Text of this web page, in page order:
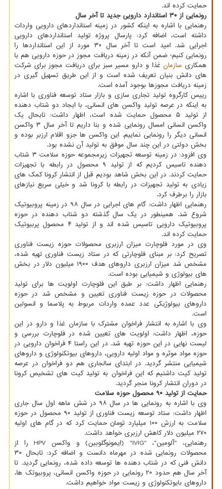
حمایت کرده اند.
رونمایی از ۳۰ استاندارد دارویی جدید تا آخر سال
رهنمایی با اشاره به اینکه کشور در زمینه استانداردهای دارویی واردات
داشته است، اضافه کرد: پارسال پروژه تولید استانداردهای دارویی
اجرایی شد. امید است تا آخر سال ۳۰ مورد از این استانداردها را
رونمایی کنیم؛ ضمن آنکه در زمینه دریافت مجوز در حوزه دارویی هم با
همکاری سازمانغذا و دارو مسیر سبز برای دریافت مجوز برای شرکت
های دانش بنیان تعریف شده است و از این طریق تسهیل گیری در
زمینه دریافت مجوزها بوجود آمده است.
رییس کارگروه تولید تجاری سازی و بازار ستاد توسعه فناوری با اشاره
به اینکه در عرصه تولید واکسن های انسانی، با ایجاد دو شتاب دهنده
از تولید ۵ محصول حمایت شده است، اظهار داشت: تابحال یک
واکسن انسانی امسال رونمایی شده و بنا داریم تا آخر سال ۳ واکسن
انسانی دیگر را رونمایی نماییم. این واکسن ها جزو اقلام ارزبر بوده و
بخش دولتی در این چند سال موفق به تولید آن نشده بود.
وی افزود: در زمینه توسعه تجهیزات زیرمجموعه حوزه سلامت ۳ شتاب
دهنده تاسیس کردیم که از تولید ۹ محصول در رابطه با تجهیزات
حمایت کردند. در این بخش شاهد بودیم قبل از انتشار کرونا کمک های
زیادی به تولید تجهیزات در رابطه با کرونا شد و خیلی سریع نیازهای
بازار را برطرف کرد.
رهنمایی اظهار داشت: گام های اجرایی در سال ۹۸ در زمینه پروبیوتیک
شروع شد. همینطور در یک سال گذشته دو شتاب دهنده در حوزه
پروبیوتیک دارویی تاسیس شده اند و از تولید ۴ محصول پربیوتیک
حمایت کرده اند.
وی در مورد فلوچارت میزان ارزبری محصولات حوزه زیست فناوری
تصریح کرد: بر مبنای فلوچارتی که در ستاد زیست فناوری تهیه شده،
مشخص شد میزان ارزبری داروهای هدف ۱۹۰۰ میلیون دلار در بخش
های بیولوژی و شیمیایی بوده است.
رهنمایی اظهار داشت: بر طبق این فلوچارت اولویت ها برای تولید
محصولات در حوزه زیست فناوری تعیین و مشخص شد در حوزه
داروهای بیولوژیکی عدد عمده واردات مربوط به پلاسما و انسولین
است.
وی با اشاره به انتشار فراخوان مشترک با سازمان غذا و دارو در این
حوزه، اظهار داشت: اولویت های تعیین شده در فلوچارت بررسی و
لیست نهایی در این حوزه تهیه شد. در این راستا ۴ فراخوان دارویی در
حوزه مواد موثره و مواد اولیه دارویی، داروهای بیوتکنولوژی و داروهای
شیمیایی منتشر گردید. در ابتدای سالجاری هم دو فراخوان در عرصه
تولید کیت داشتیم که این فراخوان به تولید کیت های تشخیص کرونا
در دوران انتشار کرونا منجر گردید.
حمایت از تولید ۹۰ محصول حوزه سلامت
وی با اشاره به رونمایی ها در سال ۹۸ در شش ماهه اول سال جاری
اظهار داشت: ستاد توسعه زیست فناوری از تولید ۹۰ محصول در حوزه
سلامت به ارزش ۱۰۰ میلیارد تومان حمایت کرد که در گام های اولیه
۲۷۰ میلیون دلار کاهش ارزبری خواهد داشت.
رهنمایی، "آلومین"، "IVIG" (ایمونوگلوبین) و واکسن HPV را از
محصولات رونمایی شده در مهرماه دانست و اضافه کرد: تابحال ۳۰
دانش فنی که در شتاب دهنده ها توسعه داده شده، رونمایی گردید. تا
آخر سال هم حدود ۲۰ رونمایی در حوزه واکسن انسانی، پروبیوتک ها،
داروهای بایوتکنولوژی و زیست مواد خواهیم داشت.